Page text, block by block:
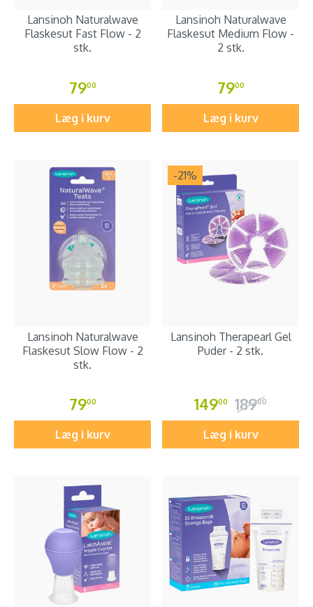
Lansinoh Naturalwave
Flaskesut Fast Flow - 2
stk.
7900
Læg i kurv
Lansinoh Naturalwave
Flaskesut Medium Flow -
2 stk.
7900
Læg i kurv
Lansinoh Naturalwave
Flaskesut Slow Flow - 2
stk.
7900
Læg i kurv
-21%
Lansinoh Therapearl Gel
Puder - 2 stk.
14900 18900
Læg i kurv